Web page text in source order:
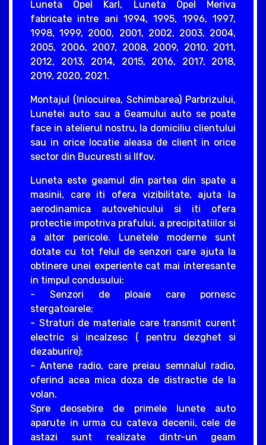
Luneta Opel Karl, Luneta Opel Meriva
fabricate intre ani 1994, 1995, 1996, 1997,
1998, 1999, 2000, 2001, 2002, 2003, 2004,
2005, 2006, 2007, 2008, 2009, 2010, 2011,
2012, 2013, 2014, 2015, 2016, 2017, 2018,
2019, 2020, 2021.
Montajul (Inlocuirea, Schimbarea) Parbrizului,
Lunetei auto sau a Geamului auto se poate
face in atelierul nostru, la domiciliu clientului
sau in orice locatie aleasa de client in orice
sector din Bucuresti si Ilfov.
Luneta este geamul din partea din spate a
masinii, care iti ofera vizibilitate, ajuta la
aerodinamica autovehicului si iti ofera
protectie impotriva prafului, a precipitatiilor si
a altor pericole. Lunetele moderne sunt
dotate cu tot felul de senzori care ajuta la
obtinere unei experiente cat mai interesante
in timpul condusului:
- Senzori de ploaie care pornesc
stergatoarele;
- Straturi de materiale care transmit curent
electric si incalzesc ( pentru dezghet si
dezaburire);
- Antene radio, care preiau semnalul radio,
oferind acea mica doza de distractie de la
volan.
Spre deosebire de primele lunete auto
aparute in urma cu cateva decenii, cele de
astazi sunt realizate dintr-un geam